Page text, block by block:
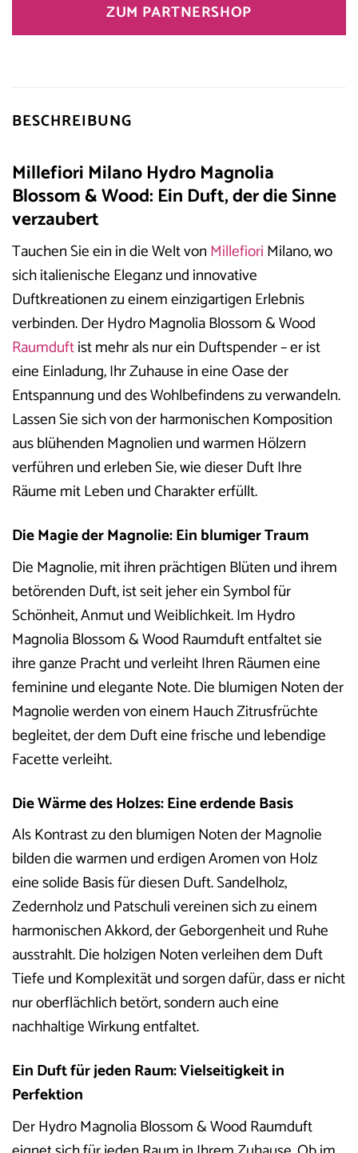
ZUM PARTNERSHOP
BESCHREIBUNG
Millefiori Milano Hydro Magnolia
Blossom & Wood: Ein Duft, der die Sinne
verzaubert
Tauchen Sie ein in die Welt vonMillefioriMilano, wo
sich italienische Eleganz und innovative
Duftkreationen zu einem einzigartigen Erlebnis
verbinden. Der Hydro Magnolia Blossom & Wood
Raumduftist mehr als nur ein Duftspender – er ist
eine Einladung, Ihr Zuhause in eine Oase der
Entspannung und des Wohlbefindens zu verwandeln.
Lassen Sie sich von der harmonischen Komposition
aus blühenden Magnolien und warmen Hölzern
verführen und erleben Sie, wie dieser Duft Ihre
Räume mit Leben und Charakter erfüllt.
Die Magie der Magnolie: Ein blumiger Traum
Die Magnolie, mit ihren prächtigen Blüten und ihrem
betörenden Duft, ist seit jeher ein Symbol für
Schönheit, Anmut und Weiblichkeit. Im Hydro
Magnolia Blossom & Wood Raumduft entfaltet sie
ihre ganze Pracht und verleiht Ihren Räumen eine
feminine und elegante Note. Die blumigen Noten der
Magnolie werden von einem Hauch Zitrusfrüchte
begleitet, der dem Duft eine frische und lebendige
Facette verleiht.
Die Wärme des Holzes: Eine erdende Basis
Als Kontrast zu den blumigen Noten der Magnolie
bilden die warmen und erdigen Aromen von Holz
eine solide Basis für diesen Duft. Sandelholz,
Zedernholz und Patschuli vereinen sich zu einem
harmonischen Akkord, der Geborgenheit und Ruhe
ausstrahlt. Die holzigen Noten verleihen dem Duft
Tiefe und Komplexität und sorgen dafür, dass er nicht
nur oberflächlich betört, sondern auch eine
nachhaltige Wirkung entfaltet.
Ein Duft für jeden Raum: Vielseitigkeit in
Perfektion
Der Hydro Magnolia Blossom & Wood Raumduft